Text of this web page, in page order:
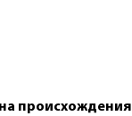
происхождения